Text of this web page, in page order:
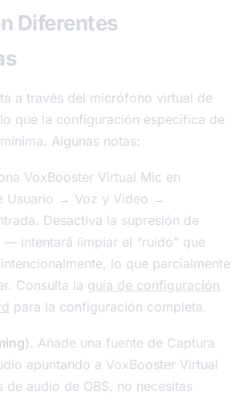
Diferentes
a través del micrófono virtual de
que la configuración específica de
Algunas notas:
VoxBooster Virtual Mic en
Usuario → Voz y Video →
Desactiva la supresión de
intentará limpiar el “ruido” que
lo que parcialmente
Consulta la guía de configuración
para la configuración completa.
Añade una fuente de Captura
apuntando a VoxBooster Virtual
de audio de OBS, no necesitas